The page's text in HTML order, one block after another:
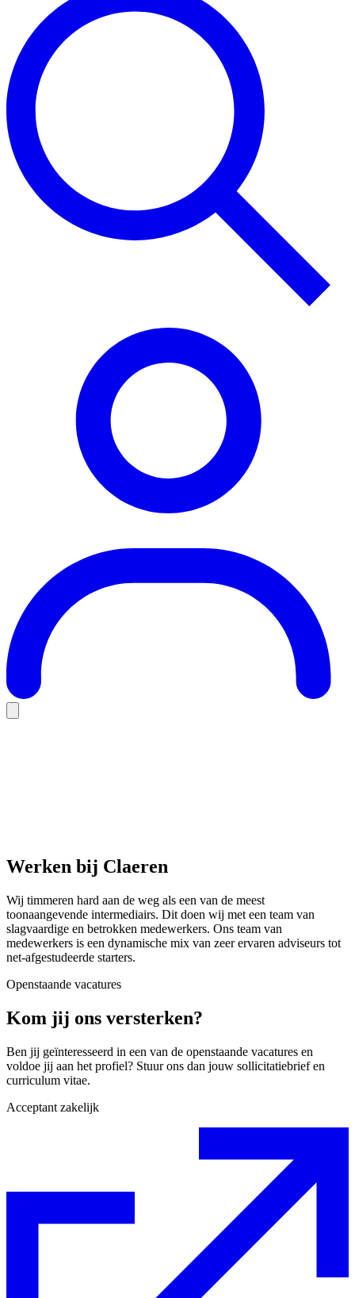
Werken bij Claeren
Wij timmeren hard aan de weg als een van de meest
toonaangevende intermediairs. Dit doen wij met een team van
slagvaardige en betrokken medewerkers. Ons team van
medewerkers is een dynamische mix van zeer ervaren adviseurs tot
net-afgestudeerde starters.
Openstaande vacatures
Kom jij ons versterken?
Ben jij geïnteresseerd in een van de openstaande vacatures en
voldoe jij aan het profiel? Stuur ons dan jouw sollicitatiebrief en
curriculum vitae.
Acceptant zakelijk